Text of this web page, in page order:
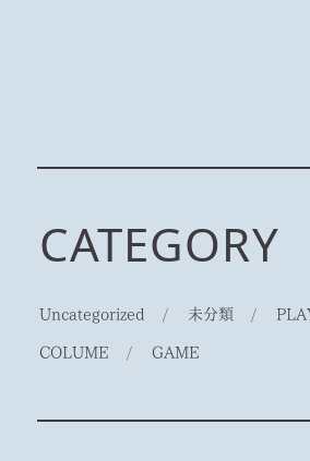
CATEGORY
Uncategorized / 未分類 /
COLUME / GAME